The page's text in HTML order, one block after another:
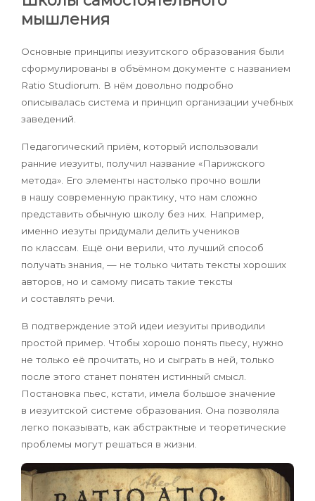
мышления
Основные принципы иезуитского образования были
сформулированы в объёмном документе с названием
Ratio Studiorum. В нём довольно подробно
описывалась система и принцип организации учебных
заведений.
Педагогический приём, который использовали
ранние иезуиты, получил название «Парижского
метода». Его элементы настолько прочно вошли
в нашу современную практику, что нам сложно
представить обычную школу без них. Например,
именно иезуты придумали делить учеников
по классам. Ещё они верили, что лучший способ
получать знания, — не только читать тексты хороших
авторов, но и самому писать такие тексты
и составлять речи.
В подтверждение этой идеи иезуиты приводили
простой пример. Чтобы хорошо понять пьесу, нужно
не только её прочитать, но и сыграть в ней, только
после этого станет понятен истинный смысл.
Постановка пьес, кстати, имела большое значение
в иезуитской системе образования. Она позволяла
легко показывать, как абстрактные и теоретические
проблемы могут решаться в жизни.